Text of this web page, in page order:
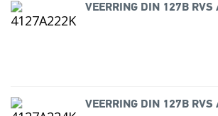
VEERRING DIN 127B RVS
VEERRING DIN 127B RVS